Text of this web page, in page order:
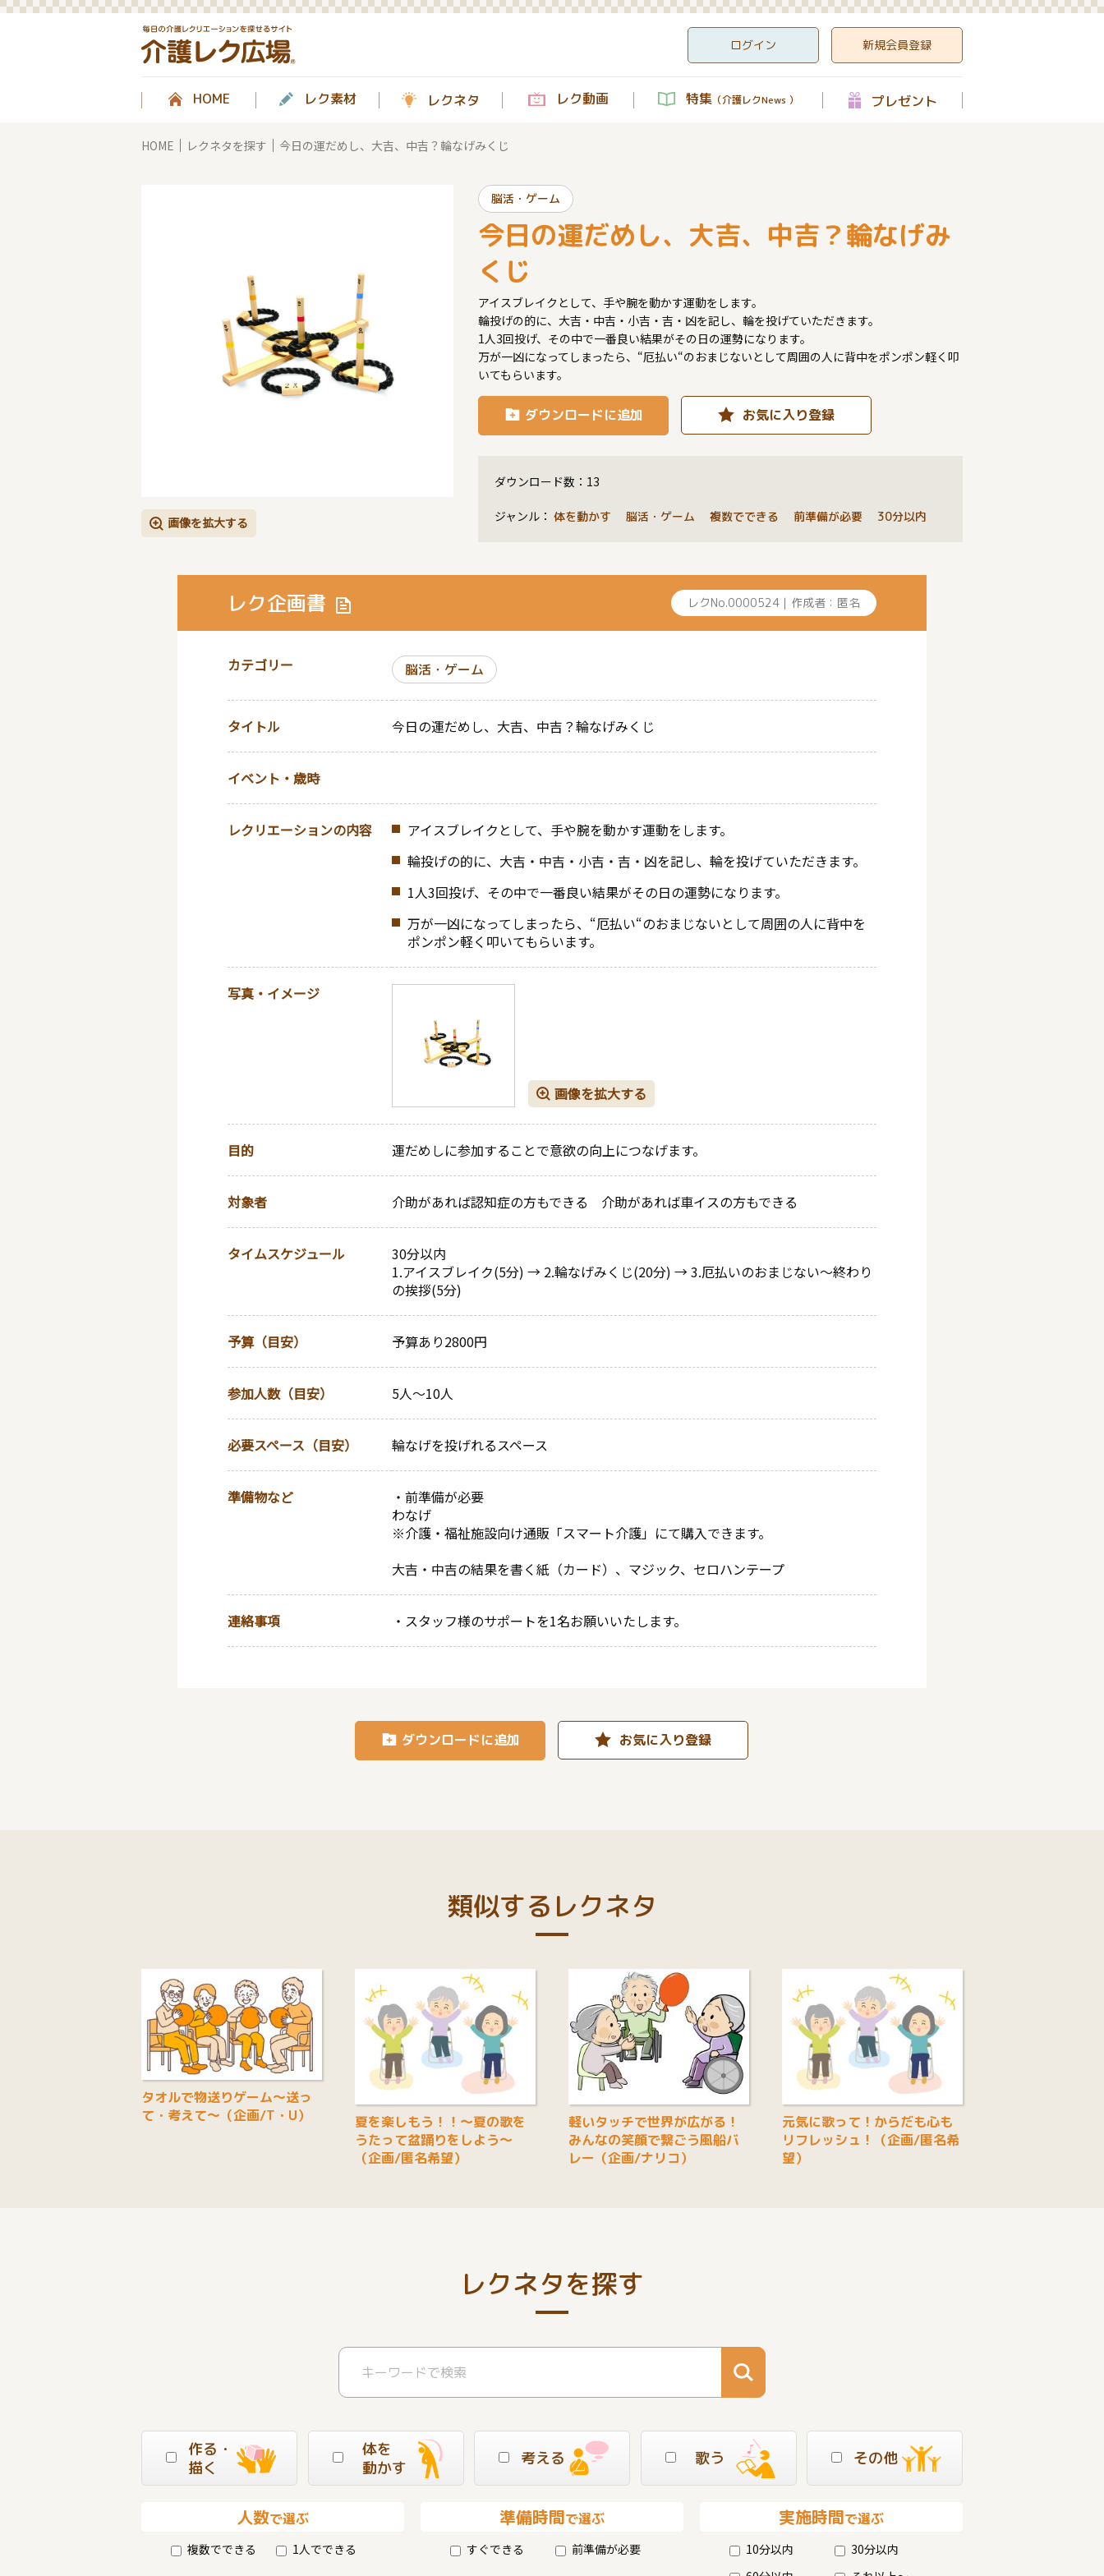
ログイン 新規会員登録
HOME レク素材 レクネタ レク動画 特集 （介護レクNews ） プレゼント
HOME レクネタを探す 今日の運だめし、大吉、中吉？輪なげみくじ
画像を拡大する
脳活・ゲーム
今日の運だめし、大吉、中吉？輪なげみ
くじ
アイスブレイクとして、手や腕を動かす運動をします。
輪投げの的に、大吉・中吉・小吉・吉・凶を記し、輪を投げていただきます。
1人3回投げ、その中で一番良い結果がその日の運勢になります。
万が一凶になってしまったら、“厄払い“のおまじないとして周囲の人に背中をポンポン軽く叩
いてもらいます。
ダウンロードに追加 お気に入り登録
ダウンロード数： 13
ジャンル： 体を動かす 脳活・ゲーム 複数でできる 前準備が必要 30分以内
レク企画書 レクNo.0000524｜作成者：匿名
カテゴリー 脳活・ゲーム
タイトル 今日の運だめし、大吉、中吉？輪なげみくじ
イベント・歳時
レクリエーションの内容
アイスブレイクとして、手や腕を動かす運動をします。
輪投げの的に、大吉・中吉・小吉・吉・凶を記し、輪を投げていただきます。
1人3回投げ、その中で一番良い結果がその日の運勢になります。
万が一凶になってしまったら、“厄払い“のおまじないとして周囲の人に背中を
ポンポン軽く叩いてもらいます。
写真・イメージ
画像を拡大する
目的 運だめしに参加することで意欲の向上につなげます。
対象者 介助があれば認知症の方もできる 介助があれば車イスの方もできる
タイムスケジュール
30分以内
1.アイスブレイク(5分) → 2.輪なげみくじ(20分) → 3.厄払いのおまじない～終わり
の挨拶(5分)
予算（目安） 予算あり2800円
参加人数（目安） 5人～10人
必要スペース（目安） 輪なげを投げれるスペース
準備物など
・前準備が必要
わなげ
※介護・福祉施設向け通販「スマート介護」にて購入できます。
大吉・中吉の結果を書く紙（カード）、マジック、セロハンテープ
連絡事項 ・スタッフ様のサポートを1名お願いいたします。
ダウンロードに追加 お気に入り登録
類似するレクネタ
タオルで物送りゲーム～送っ
て・考えて～（企画/T・U）
夏を楽しもう！！～夏の歌を
うたって盆踊りをしよう～
（企画/匿名希望）
軽いタッチで世界が広がる！
みんなの笑顔で繋ごう風船バ
レー（企画/ナリコ）
元気に歌って！からだも心も
リフレッシュ！（企画/匿名希
望）
レクネタを探す
作る・
描く
体を
動かす
考える 歌う その他
人数で選ぶ
複数でできる 1人でできる
準備時間で選ぶ
すぐできる 前準備が必要
実施時間で選ぶ
10分以内
30分以内